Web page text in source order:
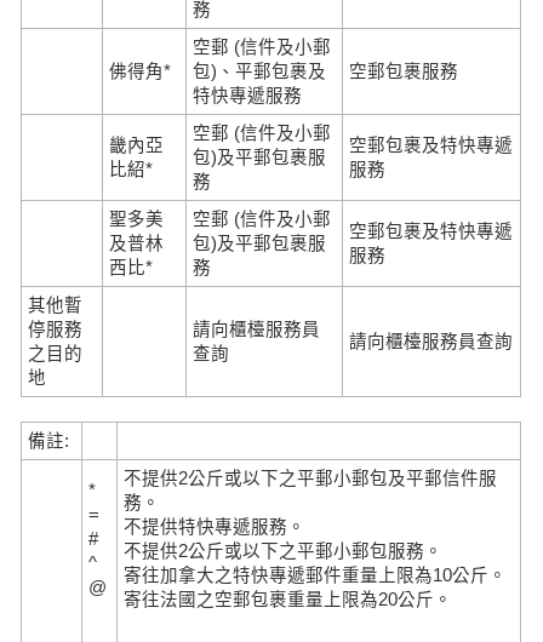
務
佛得角*
空郵 (信件及小郵
包)、平郵包裹及
特快專遞服務
空郵包裹服務
畿內亞
比紹*
空郵 (信件及小郵
包)及平郵包裹服
務
空郵包裹及特快專遞
服務
聖多美
及普林
西比*
空郵 (信件及小郵
包)及平郵包裹服
務
空郵包裹及特快專遞
服務
其他暫
停服務
之目的
地
請向櫃檯服務員
查詢
請向櫃檯服務員查詢
備註:
*
=
#
^
@
不提供2公斤或以下之平郵小郵包及平郵信件服
務。
不提供特快專遞服務。
不提供2公斤或以下之平郵小郵包服務。
寄往加拿大之特快專遞郵件重量上限為10公斤。
寄往法國之空郵包裹重量上限為20公斤。